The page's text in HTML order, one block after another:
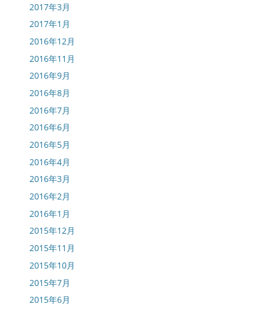
2017年3月
2017年1月
2016年12月
2016年11月
2016年9月
2016年8月
2016年7月
2016年6月
2016年5月
2016年4月
2016年3月
2016年2月
2016年1月
2015年12月
2015年11月
2015年10月
2015年7月
2015年6月